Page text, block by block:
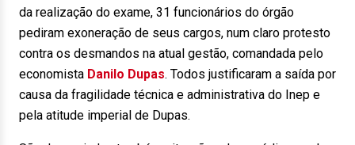
da realização do exame, 31 funcionários do órgão
pediram exoneração de seus cargos, num claro protesto
contra os desmandos na atual gestão, comandada pelo
economista Danilo Dupas. Todos justificaram a saída por
causa da fragilidade técnica e administrativa do Inep e
pela atitude imperial de Dupas.